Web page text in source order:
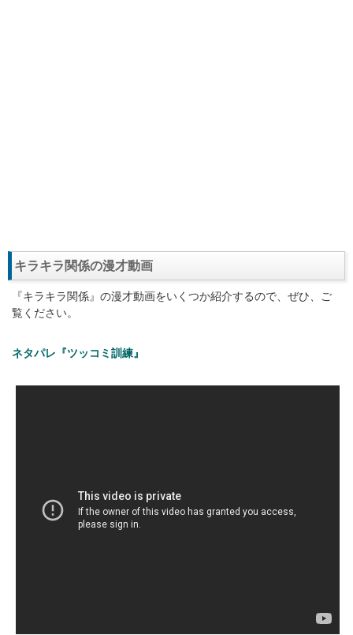
キラキラ関係の漫才動画
『キラキラ関係』の漫才動画をいくつか紹介するので、ぜひ、ご
覧ください。
ネタパレ『ツッコミ訓練』